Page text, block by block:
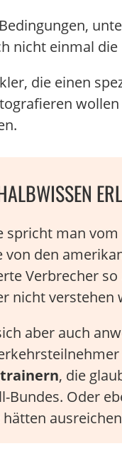
nicht einmal die
die einen
spricht man
den
Verbrecher
nicht verstehen
aber auch
, die
Bundes. Oder
hätten